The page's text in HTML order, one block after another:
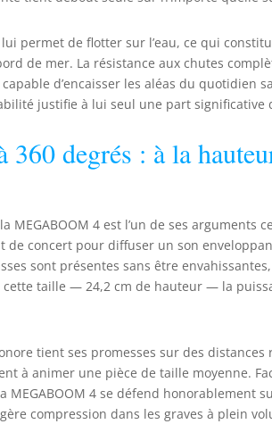
permet de flotter sur l’eau, ce qui
de mer. La résistance aux chutes
d’encaisser les aléas du quotidien
justifie à lui seul une part
360 degrés : à la
MEGABOOM 4 est l’un de ses arguments
de concert pour diffuser un son
sont présentes sans être
cette taille — 24,2 cm de hauteur — la
tient ses promesses sur des
à animer une pièce de taille moyenne.
MEGABOOM 4 se défend honorablement
compression dans les graves à plein